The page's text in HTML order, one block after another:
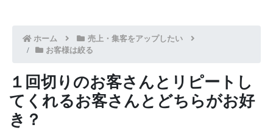
ホーム
売上・集客をアップしたい
お客様は絞る
１回切りのお客さんとリピートし
てくれるお客さんとどちらがお好
き？